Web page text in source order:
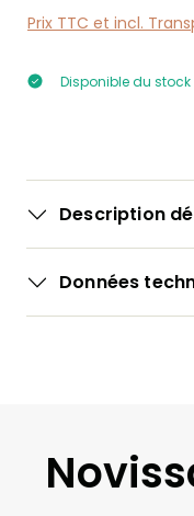
Prix TTC et incl.
Disponible du stock
Description
Données